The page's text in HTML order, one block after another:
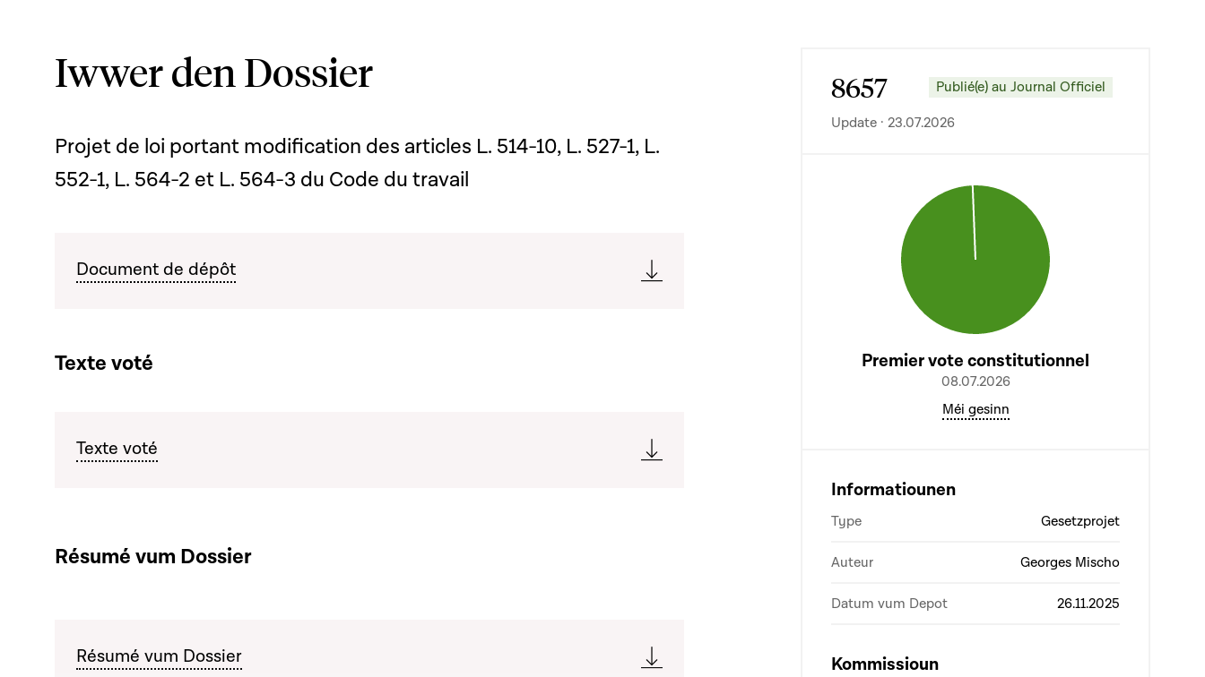
Iwwer den Dossier
Projet de loi portant modification des articles L. 514-10, L. 527-1, L.
552-1, L. 564-2 et L. 564-3 du Code du travail
Document de dépôt
Texte voté
Texte voté
Résumé vum Dossier
Résumé vum Dossier
8657 Publié(e) au Journal Officiel
Update · 23.07.2026
Premier vote constitutionnel
08.07.2026
Méi gesinn
Informatiounen
Type Gesetzprojet
Auteur Georges Mischo
Datum vum Depot 26.11.2025
Kommissioun